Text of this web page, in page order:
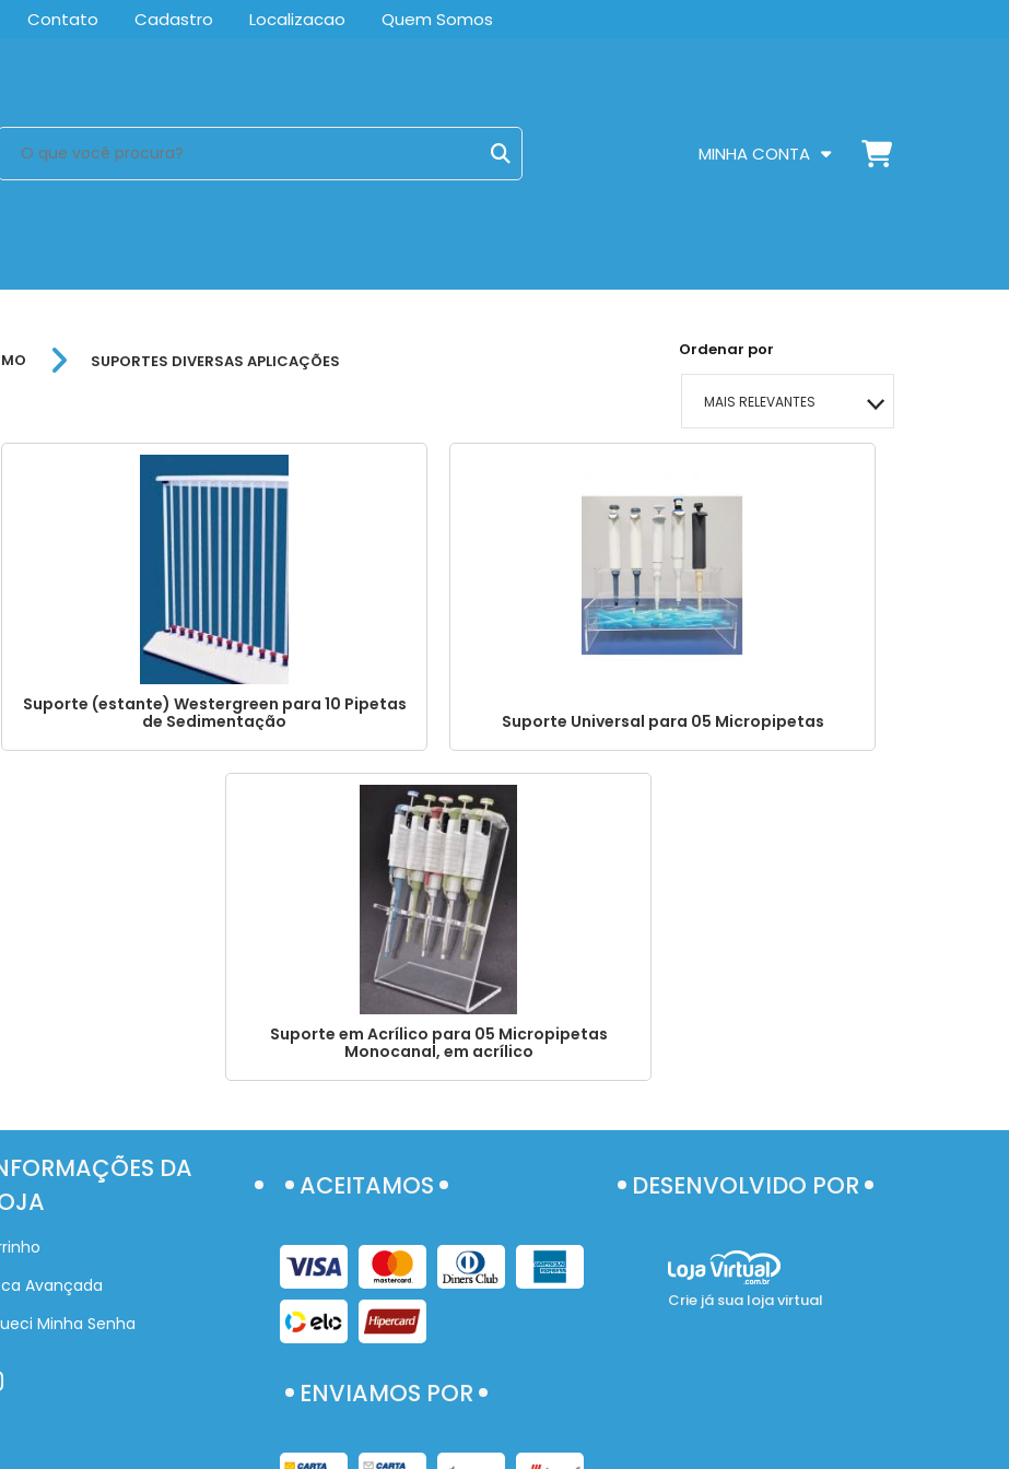
Contato Cadastro Localizacao Quem Somos
MINHA CONTA
SUPORTES DIVERSAS APLICAÇÕES
Ordenar por
MAIS RELEVANTES
MENOR PREÇO
MAIOR PREÇO
A - Z
Suporte (estante) Westergreen para 10 Pipetas
de Sedimentação
Suporte Universal para 05 Micropipetas
Suporte em Acrílico para 05 Micropipetas
Monocanal, em acrílico
DA
Avançada
Minha Senha
ACEITAMOS
ENVIAMOS POR
DESENVOLVIDO POR
Crie já sua loja virtual